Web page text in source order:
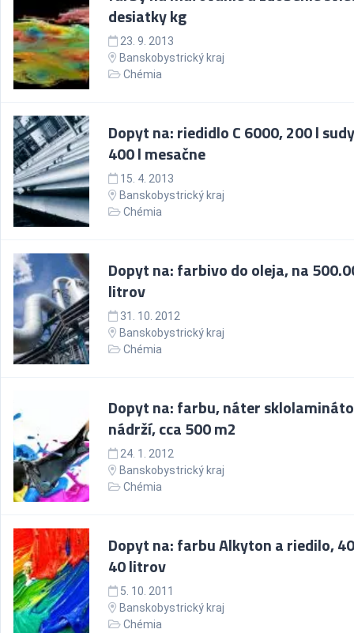
desiatky kg
23. 9. 2013
Banskobystrický kraj
Chémia
Dopyt na: riedidlo C 6000, 200 l
400 l mesačne
15. 4. 2013
Banskobystrický kraj
Chémia
Dopyt na: farbivo do oleja, na
litrov
31. 10. 2012
Banskobystrický kraj
Chémia
Dopyt na: farbu, náter
nádrží, cca 500 m2
24. 1. 2012
Banskobystrický kraj
Chémia
Dopyt na: farbu Alkyton a riedilo,
40 litrov
5. 10. 2011
Banskobystrický kraj
Chémia